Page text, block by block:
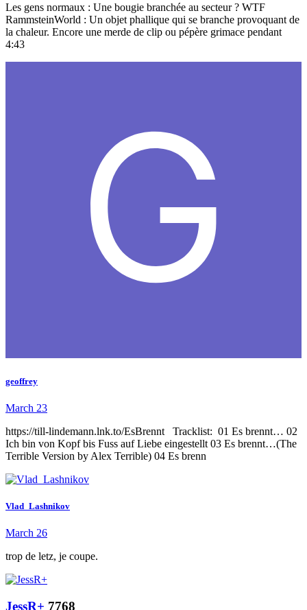
Les gens normaux : Une bougie branchée au secteur ? WTF
RammsteinWorld : Un objet phallique qui se branche provoquant de
la chaleur. Encore une merde de clip ou pépère grimace pendant
4:43
geoffrey
March 23
https://till-lindemann.lnk.to/EsBrennt Tracklist: 01 Es brennt… 02
Ich bin von Kopf bis Fuss auf Liebe eingestellt 03 Es brennt…(The
Terrible Version by Alex Terrible) 04 Es brenn
Vlad_Lashnikov
March 26
trop de letz, je coupe.
JessR+ 7768